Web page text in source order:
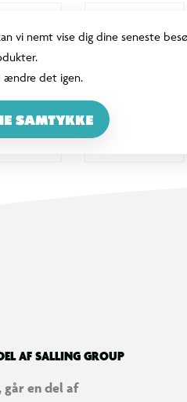
vi nemt vise dig dine seneste
ændre det igen.
SAMTYKKE
AF SALLING GROUP
går en del af